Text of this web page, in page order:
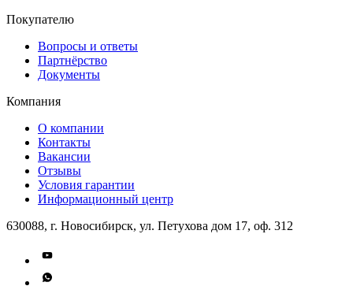
Покупателю
Вопросы и ответы
Партнёрство
Документы
Компания
О компании
Контакты
Вакансии
Отзывы
Условия гарантии
Информационный центр
630088, г. Новосибирск, ул. Петухова дом 17, оф. 312